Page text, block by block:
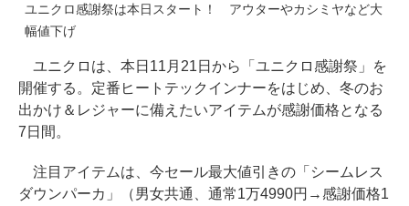
ユニクロ感謝祭は本日スタート！ アウターやカシミヤなど大
幅値下げ
ユニクロは、本日11月21日から「ユニクロ感謝祭」を
開催する。定番ヒートテックインナーをはじめ、冬のお
出かけ＆レジャーに備えたいアイテムが感謝価格となる
7日間。
注目アイテムは、今セール最大値引きの「シームレス
ダウンパーカ」（男女共通、通常1万4990円→感謝価格1